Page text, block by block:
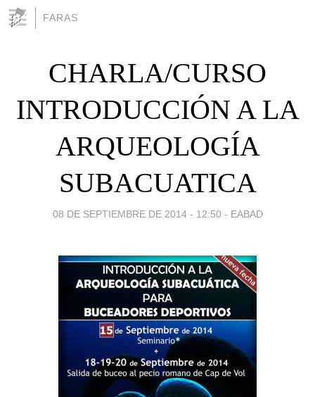
FARAS
CHARLA/CURSO
INTRODUCCIÓN A LA
ARQUEOLOGÍA
SUBACUATICA
08 DE SEPTIEMBRE DE 2014 - 12:50 - EABAD